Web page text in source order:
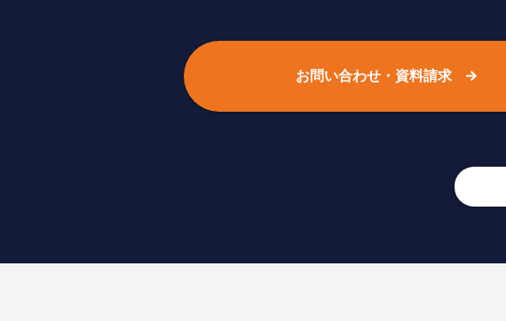
お問い合わせ・資料請求